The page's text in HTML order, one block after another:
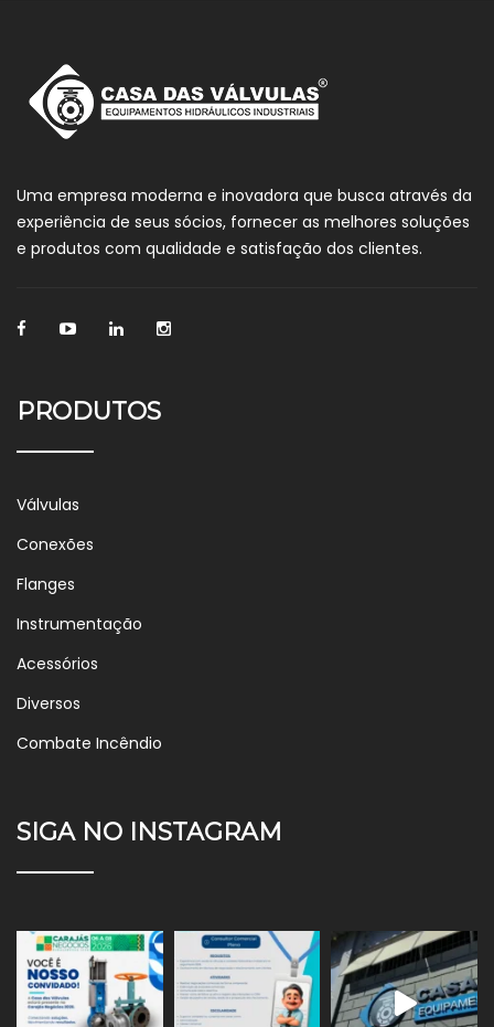
Uma empresa moderna e inovadora que busca através da
experiência de seus sócios, fornecer as melhores soluções
e produtos com qualidade e satisfação dos clientes.
PRODUTOS
Válvulas
Conexões
Flanges
Instrumentação
Acessórios
Diversos
Combate Incêndio
SIGA NO INSTAGRAM